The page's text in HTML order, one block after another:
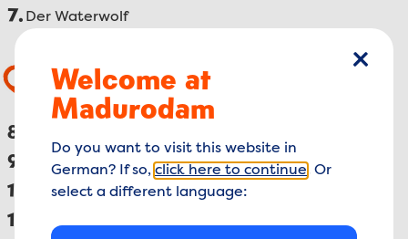
7. Der Waterwolf
Essen & Trinken
8.
9. Restaurant Panorama Café
10. Gastronomiepunkt De Waterweg
11.
Welcome at
Madurodam
Do you want to visit this website in
German? If so, click here to continue . Or
select a different language: